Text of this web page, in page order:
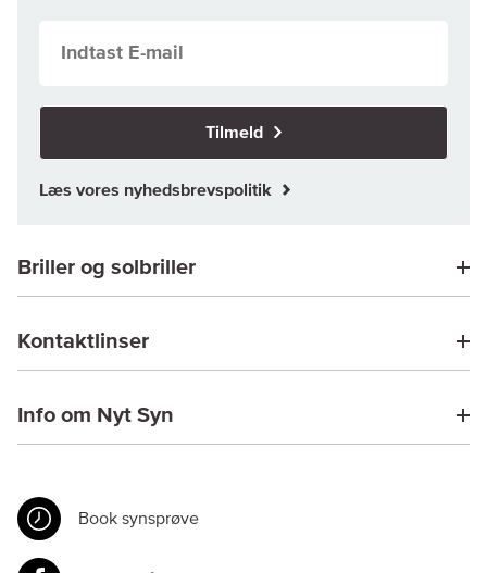
Tilmeld
Læs vores nyhedsbrevspolitik
Briller og solbriller
Kontaktlinser
Info om Nyt Syn
Book synsprøve